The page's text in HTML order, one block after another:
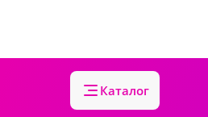
Каталог